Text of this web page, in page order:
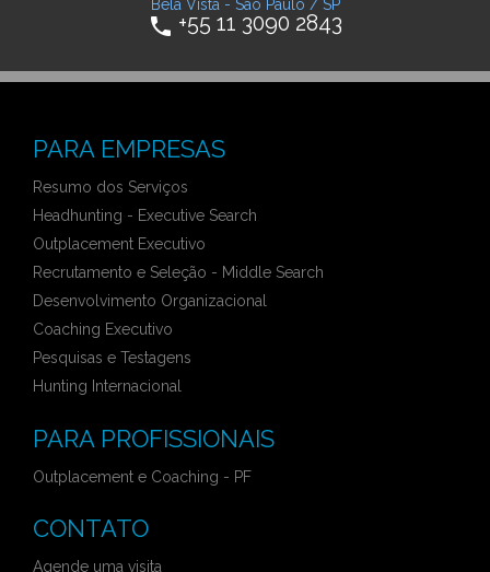
Bela Vista - São Paulo / SP
phone +55 11 3090 2843
PARA EMPRESAS
Resumo dos Serviços
Headhunting - Executive Search
Outplacement Executivo
Recrutamento e Seleção - Middle Search
Desenvolvimento Organizacional
Coaching Executivo
Pesquisas e Testagens
Hunting Internacional
PARA PROFISSIONAIS
Outplacement e Coaching - PF
CONTATO
Agende uma visita